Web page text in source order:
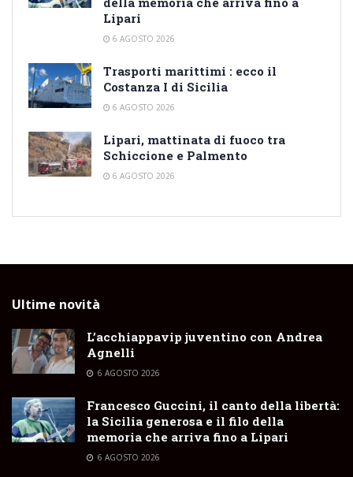
Lipari
6 AGOSTO 2026
Trasporti marittimi : ecco il
Costanza I di Sicilia
6 AGOSTO 2026
Lipari, mattinata di fuoco tra
Schiccione e Palmento
6 AGOSTO 2026
Ultime novità
L’acchiappavip juventino con Andrea
Agnelli
6 AGOSTO 2026
Francesco Guccini, il canto della libertà:
la Sicilia generosa e il filo della
memoria che arriva fino a Lipari
6 AGOSTO 2026